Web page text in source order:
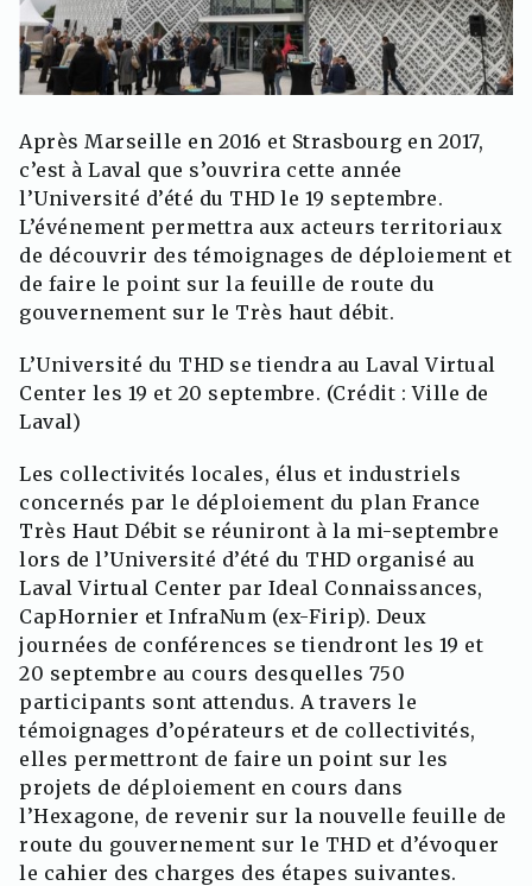
Après Marseille en 2016 et Strasbourg en 2017,
c’est à Laval que s’ouvrira cette année
l’Université d’été du THD le 19 septembre.
L’événement permettra aux acteurs territoriaux
de découvrir des témoignages de déploiement et
de faire le point sur la feuille de route du
gouvernement sur le Très haut débit.
L’Université du THD se tiendra au Laval Virtual
Center les 19 et 20 septembre. (Crédit : Ville de
Laval)
Les collectivités locales, élus et industriels
concernés par le déploiement du plan France
Très Haut Débit se réuniront à la mi-septembre
lors de l’Université d’été du THD organisé au
Laval Virtual Center par Ideal Connaissances,
CapHornier et InfraNum (ex-Firip). Deux
journées de conférences se tiendront les 19 et
20 septembre au cours desquelles 750
participants sont attendus. A travers le
témoignages d’opérateurs et de collectivités,
elles permettront de faire un point sur les
projets de déploiement en cours dans
l’Hexagone, de revenir sur la nouvelle feuille de
route du gouvernement sur le THD et d’évoquer
le cahier des charges des étapes suivantes.